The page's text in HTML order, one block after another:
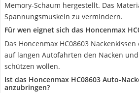
Memory-Schaum hergestellt. Das
Spannungsmuskeln zu vermindern.
Für wen eignet sich das Honcenmax
Das Honcenmax HC08603
auf langen Autofahrten den Nacken
schützen wollen.
Ist das Honcenmax HC08603 Auto-
anzubringen?